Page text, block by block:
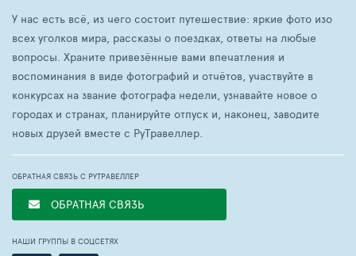
У нас есть всё, из чего состоит путешествие: яркие фото изо
всех уголков мира, рассказы о поездках, ответы на любые
вопросы. Храните привезённые вами впечатления и
воспоминания в виде фотографий и отчётов, участвуйте в
конкурсах на звание фотографа недели, узнавайте новое о
городах и странах, планируйте отпуск и, наконец, заводите
новых друзей вместе с РуТравеллер.
ОБРАТНАЯ СВЯЗЬ С РУТРАВЕЛЛЕР
ОБРАТНАЯ СВЯЗЬ
НАШИ ГРУППЫ В СОЦСЕТЯХ